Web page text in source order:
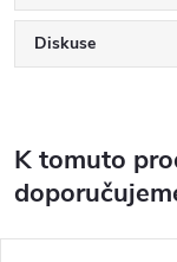
Diskuse
K tomuto